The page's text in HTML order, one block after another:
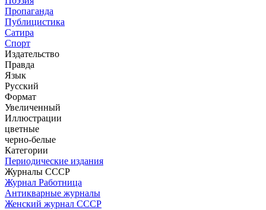
Пропаганда
Публицистика
Сатира
Спорт
Издательство
Правда
Язык
Русский
Формат
Увеличенный
Иллюстрации
цветные
черно-белые
Категории
Периодические издания
Журналы СССР
Журнал Работница
Антикварные журналы
Женский журнал СССР